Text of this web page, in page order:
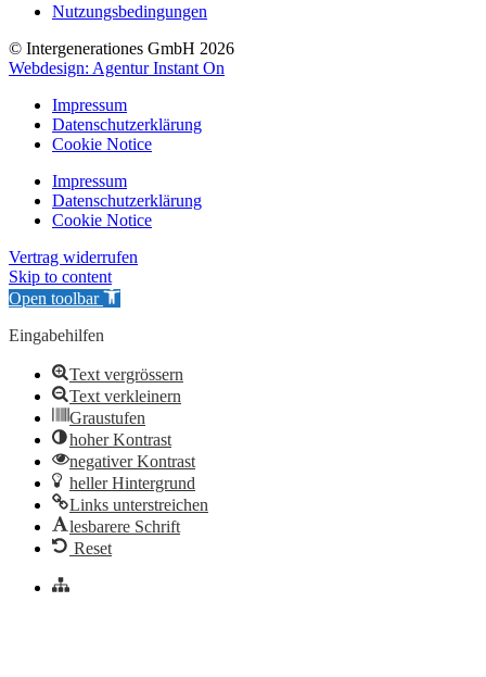
Nutzungsbedingungen
© Intergenerationes GmbH 2026
Webdesign: Agentur Instant On
Impressum
Datenschutzerklärung
Cookie Notice
Impressum
Datenschutzerklärung
Cookie Notice
Vertrag widerrufen
Skip to content
Open toolbar
Eingabehilfen
Text vergrössern
Text verkleinern
Graustufen
hoher Kontrast
negativer Kontrast
heller Hintergrund
Links unterstreichen
lesbarere Schrift
Reset